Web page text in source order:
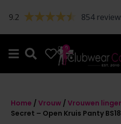
9.2 854
0 0
Home /Vrouw /Vrouwen
Secret – Open Kruis Panty